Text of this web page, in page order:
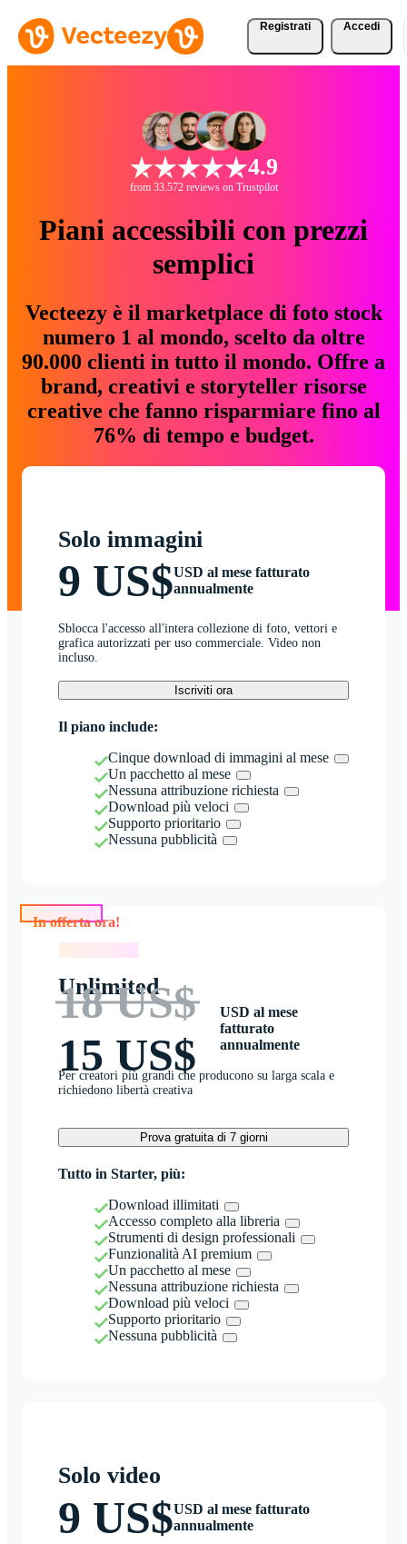
Registrati Accedi
4.9
from 33.572 reviews on Trustpilot
Piani accessibili con prezzi
semplici
Vecteezy è il marketplace di foto stock
numero 1 al mondo, scelto da oltre
90.000 clienti in tutto il mondo. Offre a
brand, creativi e storyteller risorse
creative che fanno risparmiare fino al
76% di tempo e budget.
Solo immagini
9 US$USD al mese fatturato
annualmente
Sblocca l'accesso all'intera collezione di foto, vettori e
grafica autorizzati per uso commerciale. Video non
incluso.
Iscriviti ora
Il piano include:
Cinque download di immagini al mese
Un pacchetto al mese
Nessuna attribuzione richiesta
Download più veloci
Supporto prioritario
Nessuna pubblicità
Unlimited
18 US$
15 US$
USD al mese
fatturato
annualmente
Per creatori più grandi che producono su larga scala e
richiedono libertà creativa
Prova gratuita di 7 giorni
Tutto in Starter, più:
Download illimitati
Accesso completo alla libreria
Strumenti di design professionali
Funzionalità AI premium
Un pacchetto al mese
Nessuna attribuzione richiesta
Download più veloci
Supporto prioritario
Nessuna pubblicità
Solo video
9 US$USD al mese fatturato
annualmente